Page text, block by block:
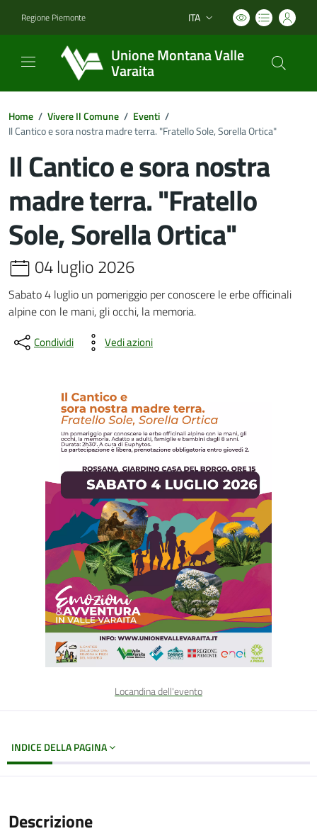
Regione Piemonte Lingua attiva:
ITA
Unione Montana Valle
Varaita
Home / Vivere Il Comune / Eventi /
Il Cantico e sora nostra madre terra. "Fratello Sole, Sorella Ortica"
Il Cantico e sora nostra
madre terra. "Fratello
Sole, Sorella Ortica"
04 luglio 2026
Sabato 4 luglio un pomeriggio per conoscere le erbe officinali
alpine con le mani, gli occhi, la memoria.
Condividi Vedi azioni
Locandina dell'evento
INDICE DELLA PAGINA
Descrizione